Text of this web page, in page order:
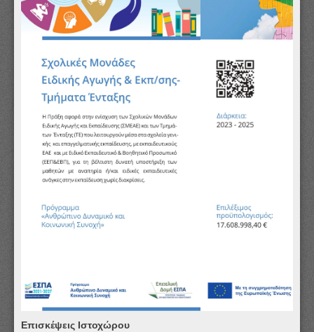
Επισκέψεις Ιστοχώρου